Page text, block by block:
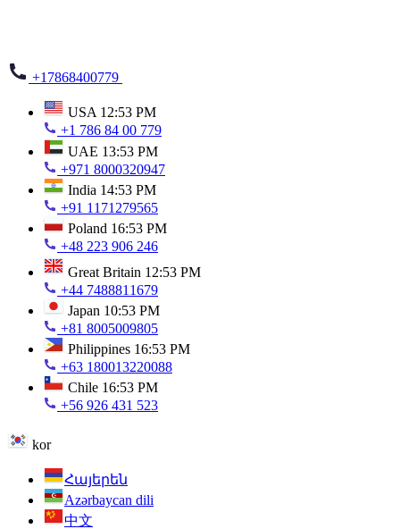
+17868400779
USA 12:53 PM
+1 786 84 00 779
UAE 13:53 PM
+971 8000320947
India 14:53 PM
+91 1171279565
Poland 16:53 PM
+48 223 906 246
Great Britain 12:53 PM
+44 7488811679
Japan 10:53 PM
+81 8005009805
Philippines 16:53 PM
+63 180013220088
Chile 16:53 PM
+56 926 431 523
kor
Հայերեն
Azərbaycan dili
中文